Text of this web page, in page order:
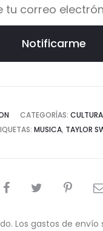
Notificarme
CATEGORÍAS:
MUSICA, TAYLOR
COMPARTIR
Los gastos de envío